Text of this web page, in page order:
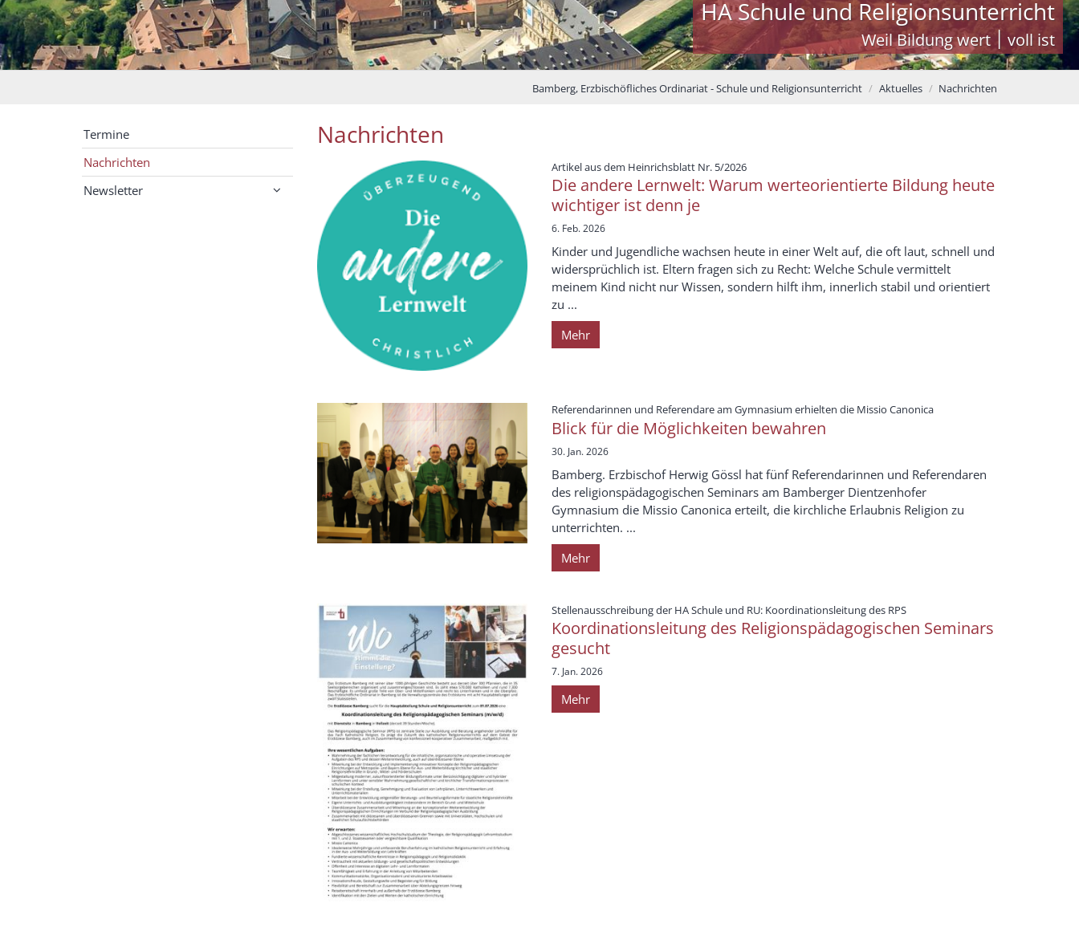
HA Schule und Religionsunterricht
Weil Bildung wert ׀ voll ist
Bamberg, Erzbischöfliches Ordinariat - Schule und Religionsunterricht Aktuelles Nachrichten
Nachrichten
Artikel aus dem Heinrichsblatt Nr. 5/2026:
Die andere Lernwelt: Warum werteorientierte Bildung heute
wichtiger ist denn je
6. Feb. 2026
Kinder und Jugendliche wachsen heute in einer Welt auf, die oft laut, schnell und
widersprüchlich ist. Eltern fragen sich zu Recht: Welche Schule vermittelt
meinem Kind nicht nur Wissen, sondern hilft ihm, innerlich stabil und orientiert
zu ...
Mehr
Referendarinnen und Referendare am Gymnasium erhielten die Missio Canonica:
Blick für die Möglichkeiten bewahren
30. Jan. 2026
Bamberg. Erzbischof Herwig Gössl hat fünf Referendarinnen und Referendaren
des religionspädagogischen Seminars am Bamberger Dientzenhofer
Gymnasium die Missio Canonica erteilt, die kirchliche Erlaubnis Religion zu
unterrichten. ...
Mehr
Stellenausschreibung der HA Schule und RU: Koordinationsleitung des RPS:
Koordinationsleitung des Religionspädagogischen Seminars
gesucht
7. Jan. 2026
Mehr
Termine
Nachrichten
Newsletter